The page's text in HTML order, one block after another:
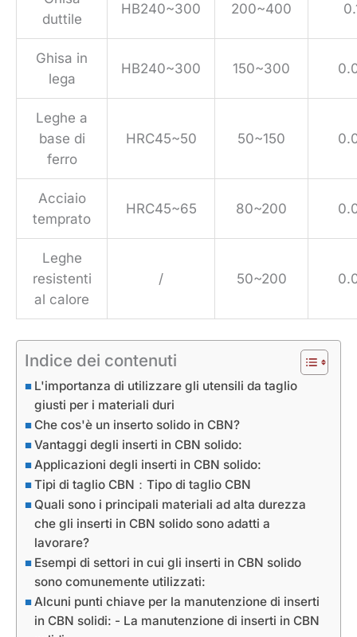
duttile
HB240~300 200~400
Ghisa in
lega
HB240~300 150~300
Leghe a
base di
ferro
HRC45~50 50~150
Acciaio
temprato
HRC45~65 80~200
Leghe
resistenti
al calore
/ 50~200
Indice dei contenuti
L'importanza di utilizzare gli utensili da taglio
giusti per i materiali duri
Che cos'è un inserto solido in CBN?
Vantaggi degli inserti in CBN solido:
Applicazioni degli inserti in CBN solido:
Tipi di taglio CBN：Tipo di taglio CBN
Quali sono i principali materiali ad alta durezza
che gli inserti in CBN solido sono adatti a
lavorare?
Esempi di settori in cui gli inserti in CBN solido
sono comunemente utilizzati:
Alcuni punti chiave per la manutenzione di inserti
in CBN solidi: - La manutenzione di inserti in CBN